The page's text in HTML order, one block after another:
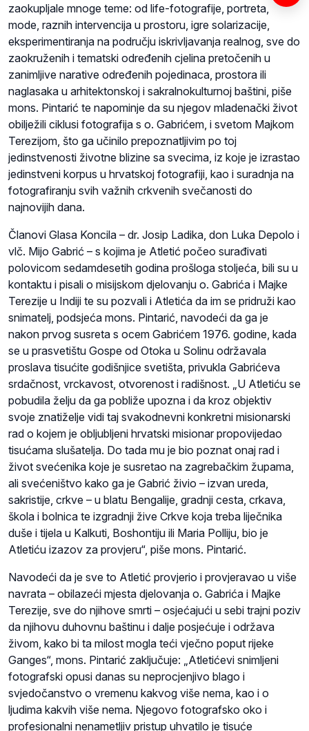
zaokupljale mnoge teme: od life-fotografije, portreta,
mode, raznih intervencija u prostoru, igre solarizacije,
eksperimentiranja na području iskrivljavanja realnog, sve do
zaokruženih i tematski određenih cjelina pretočenih u
zanimljive narative određenih pojedinaca, prostora ili
naglasaka u arhitektonskoj i sakralnokulturnoj baštini, piše
mons. Pintarić te napominje da su njegov mladenački život
obilježili ciklusi fotografija s o. Gabrićem, i svetom Majkom
Terezijom, što ga učinilo prepoznatljivim po toj
jedinstvenosti životne blizine sa svecima, iz koje je izrastao
jedinstveni korpus u hrvatskoj fotografiji, kao i suradnja na
fotografiranju svih važnih crkvenih svečanosti do
najnovijih dana.
Članovi Glasa Koncila – dr. Josip Ladika, don Luka Depolo i
vlč. Mijo Gabrić – s kojima je Atletić počeo surađivati
polovicom sedamdesetih godina prošloga stoljeća, bili su u
kontaktu i pisali o misijskom djelovanju o. Gabrića i Majke
Terezije u Indiji te su pozvali i Atletića da im se pridruži kao
snimatelj, podsjeća mons. Pintarić, navodeći da ga je
nakon prvog susreta s ocem Gabrićem 1976. godine, kada
se u prasvetištu Gospe od Otoka u Solinu održavala
proslava tisućite godišnjice svetišta, privukla Gabrićeva
srdačnost, vrckavost, otvorenost i radišnost. „U Atletiću se
pobudila želju da ga pobliže upozna i da kroz objektiv
svoje znatiželje vidi taj svakodnevni konkretni misionarski
rad o kojem je obljubljeni hrvatski misionar propovijedao
tisućama slušatelja. Do tada mu je bio poznat onaj rad i
život svećenika koje je susretao na zagrebačkim župama,
ali svećeništvo kako ga je Gabrić živio – izvan ureda,
sakristije, crkve – u blatu Bengalije, gradnji cesta, crkava,
škola i bolnica te izgradnji žive Crkve koja treba liječnika
duše i tijela u Kalkuti, Boshontiju ili Maria Polliju, bio je
Atletiću izazov za provjeru“, piše mons. Pintarić.
Navodeći da je sve to Atletić provjerio i provjeravao u više
navrata – obilazeći mjesta djelovanja o. Gabrića i Majke
Terezije, sve do njihove smrti – osjećajući u sebi trajni poziv
da njihovu duhovnu baštinu i dalje posjećuje i održava
živom, kako bi ta milost mogla teći vječno poput rijeke
Ganges“, mons. Pintarić zaključuje: „Atletićevi snimljeni
fotografski opusi danas su neprocjenjivo blago i
svjedočanstvo o vremenu kakvog više nema, kao i o
ljudima kakvih više nema. Njegovo fotografsko oko i
profesionalni nenametljiv pristup uhvatilo je tisuće